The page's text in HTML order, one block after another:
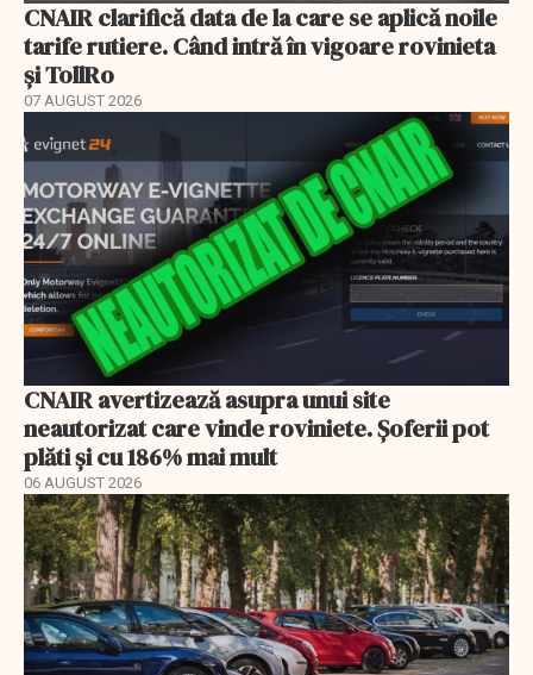
CNAIR clarifică data de la care se aplică noile
tarife rutiere. Când intră în vigoare rovinieta
și TollRo
07 AUGUST 2026
CNAIR avertizează asupra unui site
neautorizat care vinde roviniete. Șoferii pot
plăti și cu 186% mai mult
06 AUGUST 2026